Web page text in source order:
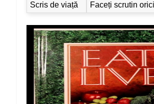
Scris de viață
Faceți scrutin